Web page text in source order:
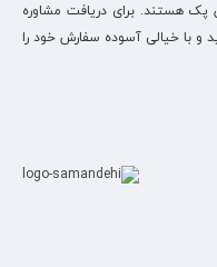
پک هستند. برای دریافت مشاوره
و با خیالی آسوده سفارش خود را